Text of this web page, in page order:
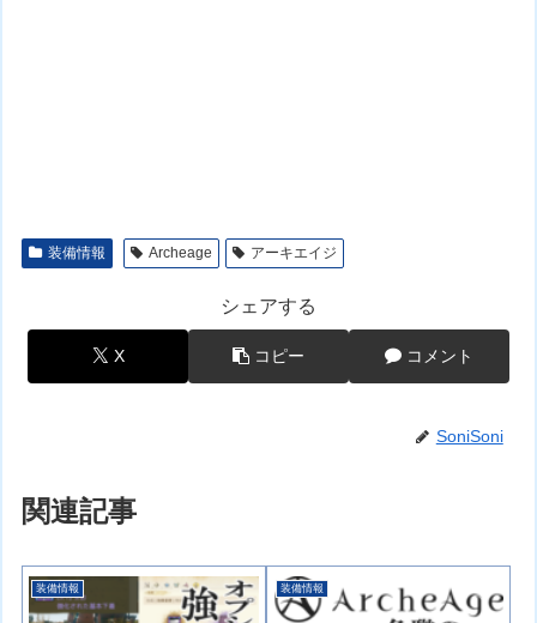
装備情報 Archeage アーキエイジ
シェアする
X コピー コメント
SoniSoni
関連記事
装備情報 装備情報